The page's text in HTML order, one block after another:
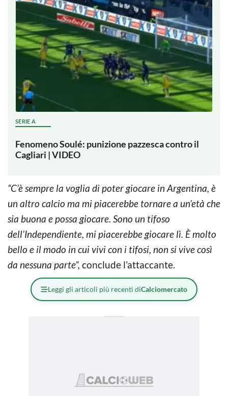
SERIE A
Fenomeno Soulé: punizione pazzesca contro il
Cagliari | VIDEO
“C’è sempre la voglia di poter giocare in Argentina, è
un altro calcio ma mi piacerebbe tornare a un’età che
sia buona e possa giocare. Sono un tifoso
dell’Independiente, mi piacerebbe giocare lì. È molto
bello e il modo in cui vivi con i tifosi, non si vive così
da nessuna parte”, conclude l’attaccante.
Leggi gli articoli più recenti diCalciomercato